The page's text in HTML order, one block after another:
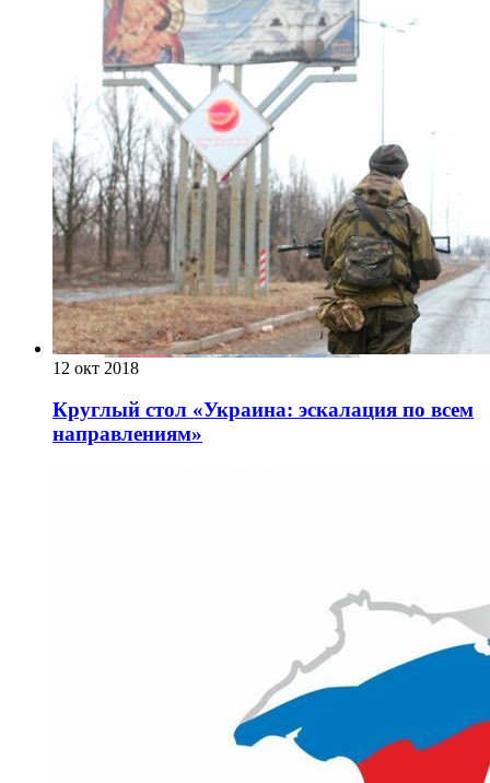
12 окт 2018
Круглый стол «Украина: эскалация по всем
направлениям»